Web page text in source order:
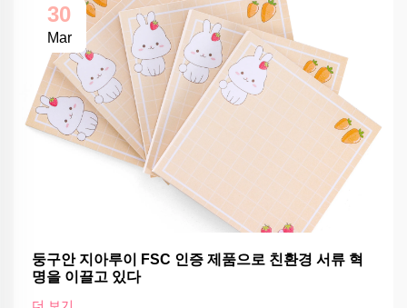
30
Mar
둥구안 지아루이 FSC 인증 제품으로 친환경 서류 혁
명을 이끌고 있다